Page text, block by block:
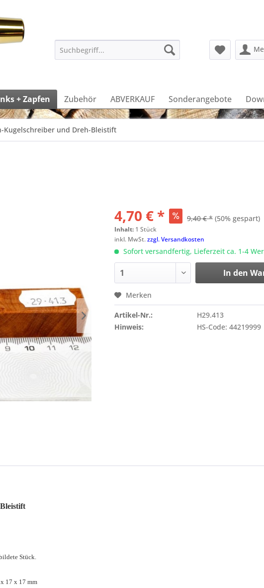
+ Zapfen Zubehör ABVERKAUF Sonderangebote
Kugelschreiber und Dreh-Bleistift
4,70 € * 9,40 € * (50% gespart)
Inhalt: 1 Stück
inkl. MwSt.zzgl. Versandkosten
Sofort versandfertig, Lieferzeit ca. 1-4
In den
Merken
Artikel-Nr.:
H29.413
Hinweis:
HS-Code: 44219999
Stück.
17 x 17 mm